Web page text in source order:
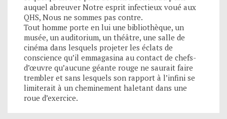
auquel abreuver Notre esprit infectieux voué aux
QHS, Nous ne sommes pas contre.
Tout homme porte en lui une bibliothèque, un
musée, un auditorium, un théâtre, une salle de
cinéma dans lesquels projeter les éclats de
conscience qu’il emmagasina au contact de chefs-
d’œuvre qu’aucune géante rouge ne saurait faire
trembler et sans lesquels son rapport à l’infini se
limiterait à un cheminement haletant dans une
roue d’exercice.